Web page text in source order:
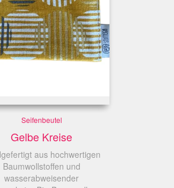
Seifenbeutel
Gelbe Kreise
aus hochwertigen
Baumwollstoffen und
wasserabweisender